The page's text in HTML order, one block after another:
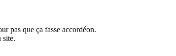
pas que ça fasse accordéon.
site.